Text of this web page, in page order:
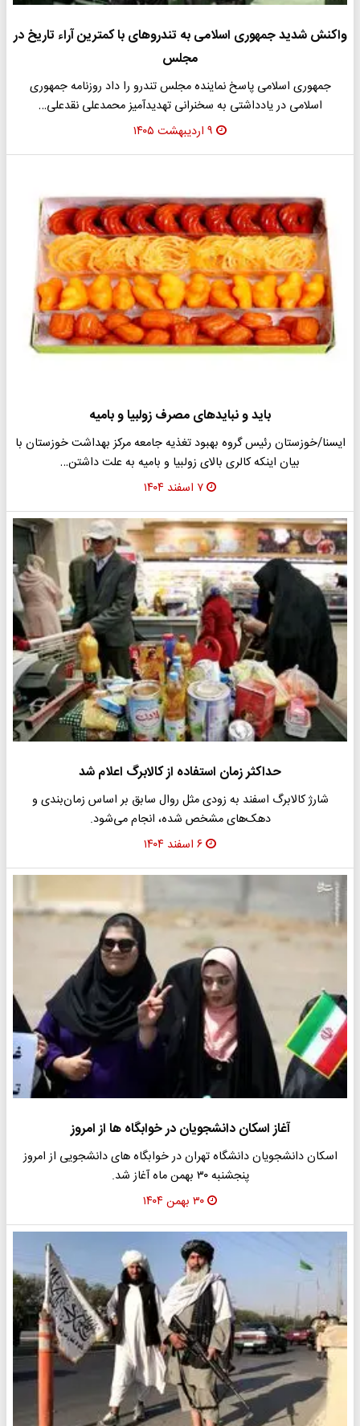
واکنش شدید جمهوری اسلامی به تندروهای با کمترین آراء تاریخ در
مجلس
جمهوری اسلامی پاسخ نماینده مجلس تندرو را داد روزنامه جمهوری
اسلامی در یادداشتی به سخنرانی تهدیدآمیز محمدعلی نقدعلی…
۹ اردیبهشت ۱۴۰۵
باید و نبایدهای مصرف زولبیا و بامیه
ایسنا/خوزستان رئیس گروه بهبود تغذیه جامعه مرکز بهداشت خوزستان با
بیان اینکه کالری بالای زولبیا و بامیه به علت داشتن…
۷ اسفند ۱۴۰۴
حداکثر زمان استفاده از کالابرگ اعلام شد
شارژ کالابرگ اسفند به زودی مثل روال سابق بر اساس زمان‌بندی و
دهک‌های مشخص شده، انجام می‌شود.
۶ اسفند ۱۴۰۴
آغاز اسکان دانشجویان در خوابگاه ها از امروز
اسکان دانشجویان دانشگاه تهران در خوابگاه های دانشجویی از امروز
پنجشنبه ۳۰ بهمن ماه آغاز شد.
۳۰ بهمن ۱۴۰۴